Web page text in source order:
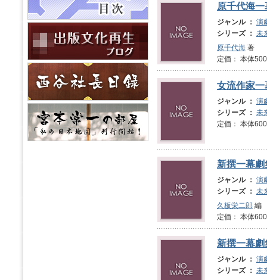
原千代海
ジャンル ： 演
シリーズ ： 未
原千代海 著
定価： 本体
女流作家
ジャンル ： 演
シリーズ ： 未
定価： 本体
新撰一幕
ジャンル ： 演
シリーズ ： 未
久板栄二郎 編
定価： 本体
新撰一幕
ジャンル ： 演
シリーズ ： 未